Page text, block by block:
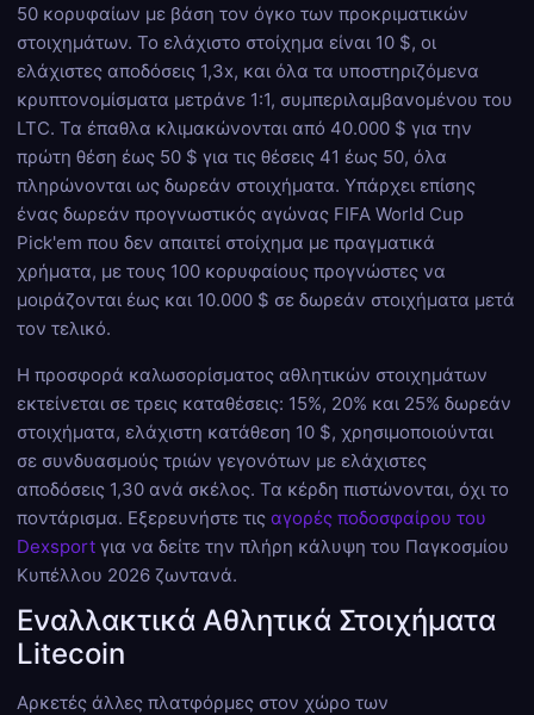
50 κορυφαίων με βάση τον όγκο των προκριματικών
στοιχημάτων. Το ελάχιστο στοίχημα είναι 10 $, οι
ελάχιστες αποδόσεις 1,3x, και όλα τα υποστηριζόμενα
κρυπτονομίσματα μετράνε 1:1, συμπεριλαμβανομένου του
LTC. Τα έπαθλα κλιμακώνονται από 40.000 $ για την
πρώτη θέση έως 50 $ για τις θέσεις 41 έως 50, όλα
πληρώνονται ως δωρεάν στοιχήματα. Υπάρχει επίσης
ένας δωρεάν προγνωστικός αγώνας FIFA World Cup
Pick'em που δεν απαιτεί στοίχημα με πραγματικά
χρήματα, με τους 100 κορυφαίους προγνώστες να
μοιράζονται έως και 10.000 $ σε δωρεάν στοιχήματα μετά
τον τελικό.
Η προσφορά καλωσορίσματος αθλητικών στοιχημάτων
εκτείνεται σε τρεις καταθέσεις: 15%, 20% και 25% δωρεάν
στοιχήματα, ελάχιστη κατάθεση 10 $, χρησιμοποιούνται
σε συνδυασμούς τριών γεγονότων με ελάχιστες
αποδόσεις 1,30 ανά σκέλος. Τα κέρδη πιστώνονται, όχι το
ποντάρισμα. Εξερευνήστε τις αγορές ποδοσφαίρου του
Dexsport για να δείτε την πλήρη κάλυψη του Παγκοσμίου
Κυπέλλου 2026 ζωντανά.
Εναλλακτικά Αθλητικά Στοιχήματα
Litecoin
Αρκετές άλλες πλατφόρμες στον χώρο των